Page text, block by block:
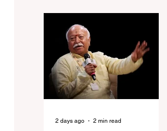
পদযাত্রার রেশ সেভাবে পড়েনি। শুক্রবার কলকাতা
সার্ভে বিল্ডিংয়ের সামনে থেকে হাজরা মোড় পর্যন্ত
তেরঙ্গা যাত্রায় অংশ নিয়ে সেই কর্মসূচির আনুষ্ঠানিক
সূচনা করলেন মুখ্যমন্ত্রী শুভেন্দু অধিকারী। শুক্রবার
মিছিলে মুখ্যমন্ত্রীর
2 days ago 2 min read